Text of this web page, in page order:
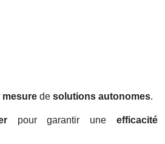
mesure de solutions autonomes.
pour garantir uneefficacité